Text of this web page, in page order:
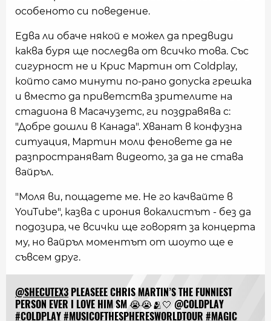
особеното си поведение.
Едва ли обаче някой е можел да предвиди
каква буря ще последва от всичко това. Със
сигурност не и Крис Мартин от Coldplay,
който само минути по-рано допуска грешка
и вместо да приветства зрителите на
стадиона в Масачузетс, ги поздравява с:
"Добре дошли в Канада". Хванат в конфузна
ситуация, Мартин моли феновете да не
разпространяват видеото, за да не става
вайръл.
"Моля ви, пощадете ме. Не го качвайте в
YouTube", казва с ирония вокалистът - без да
подозира, че всички ще говорят за концерта
му, но вайръл моментът от шоуто ще е
съвсем друг.
@SHECUTEX3 PLEASEEE CHRIS MARTIN’S THE FUNNIEST
PERSON EVER I LOVE HIM SM 😭😭🫂🤍 @COLDPLAY
#COLDPLAY#MUSICOFTHESPHERESWORLDTOUR #MAGIC